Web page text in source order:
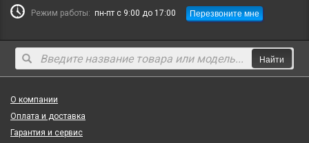
Режим работы: пн-пт с 9:00 до 17:00 Перезвоните мне
Найти
О компании
Оплата и доставка
Гарантия и сервис